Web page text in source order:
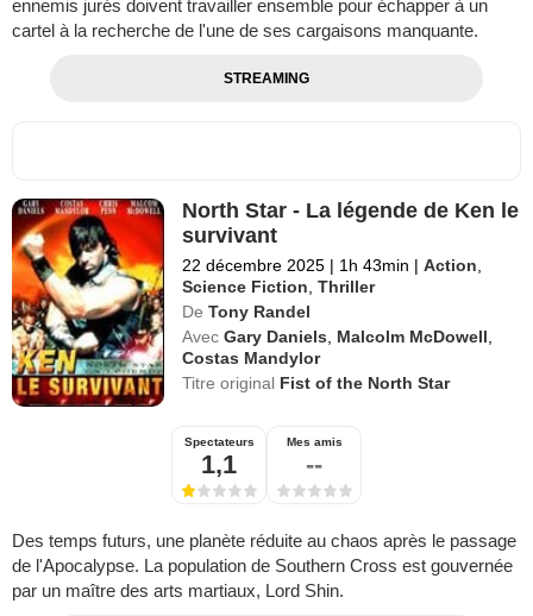
ennemis jurés doivent travailler ensemble pour échapper à un
cartel à la recherche de l'une de ses cargaisons manquante.
STREAMING
North Star - La légende de Ken le
survivant
22 décembre 2025 | 1h 43min | Action,
Science Fiction,Thriller
De Tony Randel
Avec Gary Daniels, Malcolm McDowell,
Costas Mandylor
Titre original Fist of the North Star
Spectateurs
1,1
Mes amis
--
Des temps futurs, une planète réduite au chaos après le passage
de l'Apocalypse. La population de Southern Cross est gouvernée
par un maître des arts martiaux, Lord Shin.